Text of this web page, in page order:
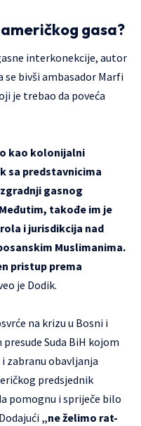
gasa?
interkonekcije, autor
bivši ambasador Marfi
je trebao da poveća
kao kolonijalni
sa predstavnicima
gasnog
takođe im je
i jurisdikcija nad
Muslimanima.
pristup prema
je Dodik.
na krizu u Bosni i
Suda BiH kojom
zabranu obavljanja
predsjednik
pomognu i spriječe bilo
„ne želimo rat-